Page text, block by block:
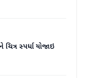
સ્પર્ધા યોજાઇ